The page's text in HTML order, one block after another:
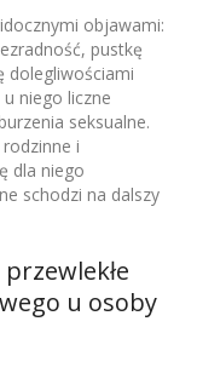
objawami:
pustkę
dolegliwościami
niego liczne
seksualne.
i
dla niego
schodzi na dalszy
u osoby